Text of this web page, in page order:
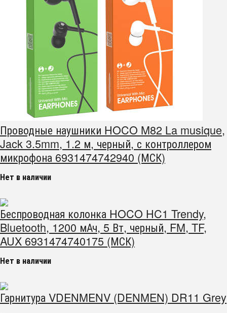
Проводные наушники HOCO M82 La musique,
Jack 3.5mm, 1.2 м, черный, с контроллером
микрофона 6931474742940 (МСК)
Нет в наличии
Беспроводная колонка HOCO HC1 Trendy,
Bluetooth, 1200 мАч, 5 Вт, черный, FM, TF,
AUX 6931474740175 (МСК)
Нет в наличии
Гарнитура VDENMENV (DENMEN) DR11 Grey